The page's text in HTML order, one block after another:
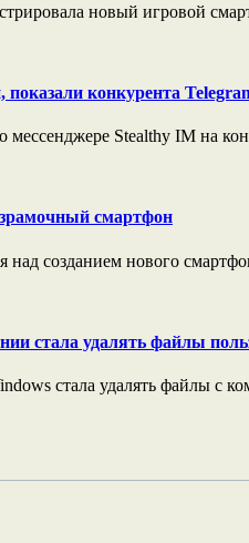
новый игровой
конкурента
о мессенджере Stealthy IM на
смартфон
над созданием нового
стала удалять файлы
стала удалять файлы с